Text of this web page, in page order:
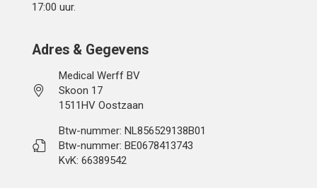
17:00 uur.
Adres & Gegevens
Medical Werff BV
Skoon 17
1511HV Oostzaan
Btw-nummer: NL856529138B01
Btw-nummer: BE0678413743
KvK: 66389542